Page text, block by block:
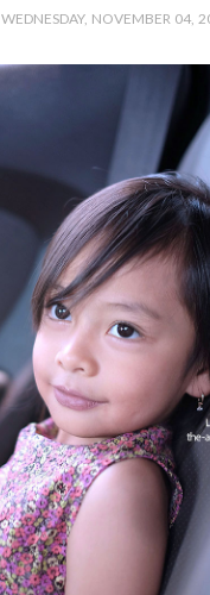
WEDNESDAY, NOVEMBER 04,